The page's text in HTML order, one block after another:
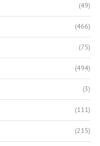
(49)
(466)
(75)
(494)
(3)
(111)
(215)